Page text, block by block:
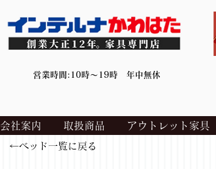
営業時間:10時～19時 年中無休
会社案内 取扱商品 アウトレット家具
←ベッド一覧に戻る